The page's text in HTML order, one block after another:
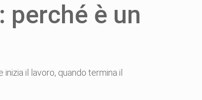
perché è un
il lavoro, quando termina il